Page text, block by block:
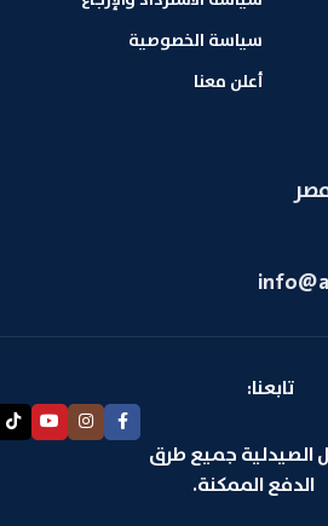
سياسة الخصوصية
أعلن معنا
تابعنا:
الصيدلية جميع طرق
الدفع الممكنة.